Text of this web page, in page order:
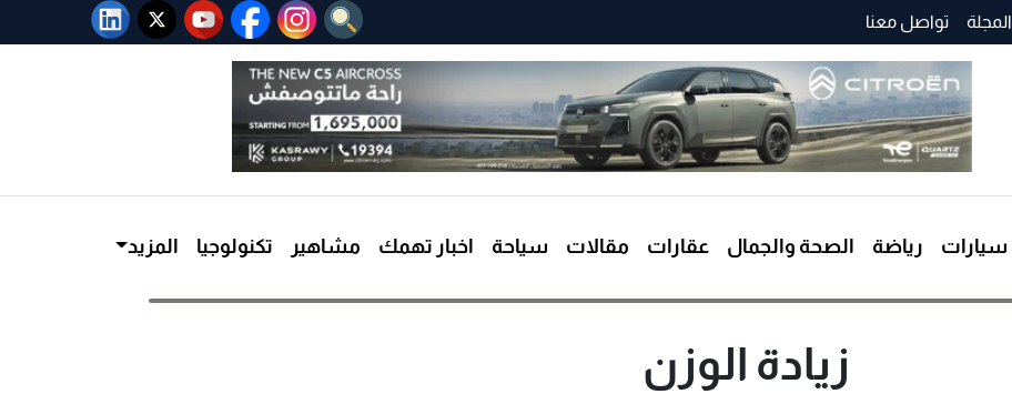
المجلة تواصل معنا
سيارات رياضة الصحة والجمال عقارات مقالات سياحة اخبار تهمك مشاهير تكنولوجيا المزيد
زيادة الوزن